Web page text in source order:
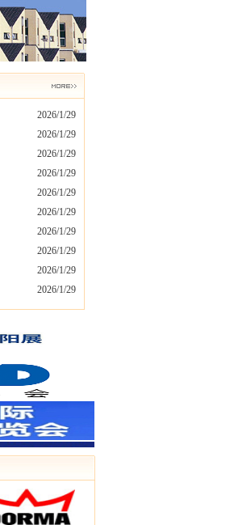
2026/1/29
2026/1/29
2026/1/29
2026/1/29
2026/1/29
2026/1/29
2026/1/29
2026/1/29
2026/1/29
2026/1/29